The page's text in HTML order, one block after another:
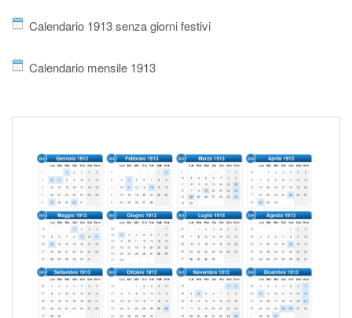
Calendario 1913 senza giorni festivi
Calendario mensile 1913